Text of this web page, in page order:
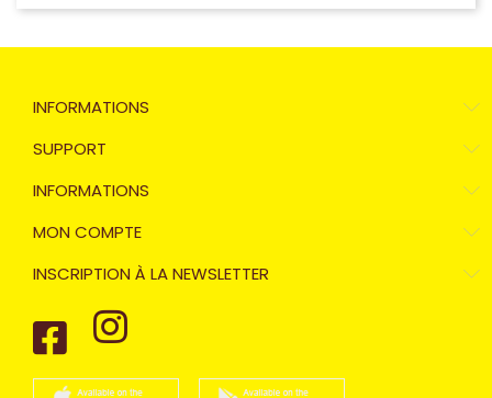
INFORMATIONS
SUPPORT
INFORMATIONS
MON COMPTE
INSCRIPTION À LA NEWSLETTER